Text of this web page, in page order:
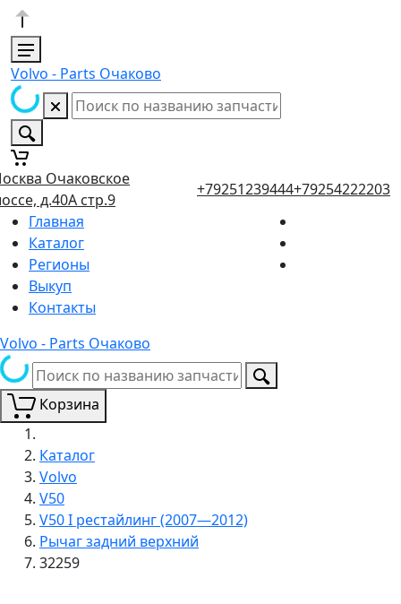
Volvo - Parts Очаково
Очаковское
д.40А стр.9
+79251239444+79254222203
Главная
Каталог
Регионы
Выкуп
Контакты
Volvo - Parts Очаково
Корзина
Каталог
Volvo
V50
V50 I рестайлинг (2007—2012)
Рычаг задний верхний
32259